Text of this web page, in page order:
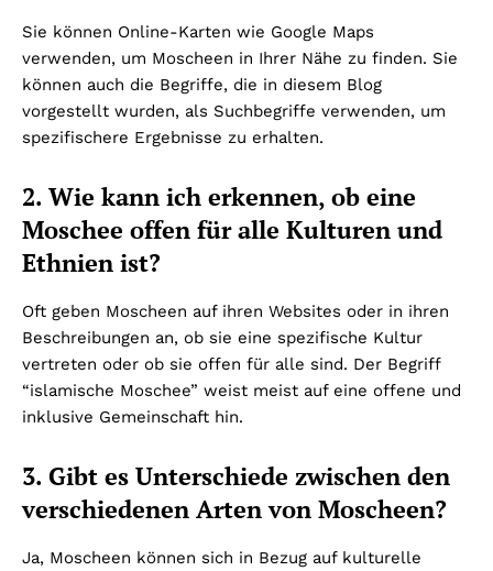
Sie können Online-Karten wie Google Maps
verwenden, um Moscheen in Ihrer Nähe zu finden. Sie
können auch die Begriffe, die in diesem Blog
vorgestellt wurden, als Suchbegriffe verwenden, um
spezifischere Ergebnisse zu erhalten.
2. Wie kann ich erkennen, ob eine
Moschee offen für alle Kulturen und
Ethnien ist?
Oft geben Moscheen auf ihren Websites oder in ihren
Beschreibungen an, ob sie eine spezifische Kultur
vertreten oder ob sie offen für alle sind. Der Begriff
“islamische Moschee” weist meist auf eine offene und
inklusive Gemeinschaft hin.
3. Gibt es Unterschiede zwischen den
verschiedenen Arten von Moscheen?
Ja, Moscheen können sich in Bezug auf kulturelle